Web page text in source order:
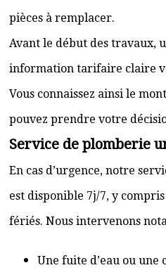
pièces à remplacer.
Avant le début des travaux,
information tarifaire claire
Vous connaissez ainsi le
pouvez prendre votre
Service de plomberie
En cas d’urgence, notre
est disponible 7j/7, y
fériés. Nous intervenons
Une fuite d’eau ou une